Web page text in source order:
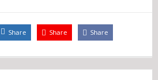
Share Share Share